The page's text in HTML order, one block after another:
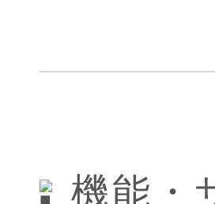
機能・